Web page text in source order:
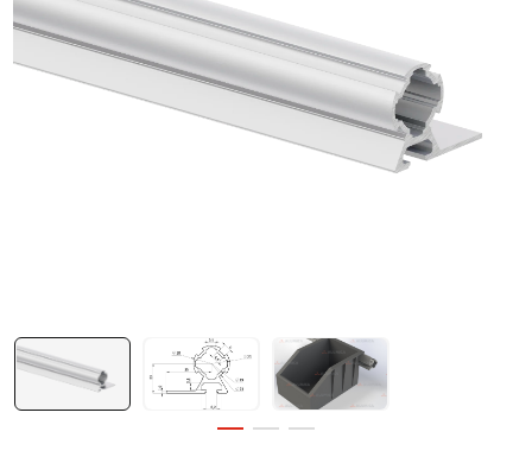
Система V-паза NEW!
Алюминиевые промышленные ограждения
Алюминиевая промышленная мебель
Крейты и кассеты Subrack systems
Метрический крепеж
Конструкции из профиля